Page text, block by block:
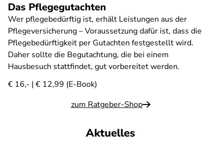
Das Pflegegutachten
Wer pflegebedürftig ist, erhält Leistungen aus der
Pflegeversicherung – Voraussetzung dafür ist, dass die
Pflegebedürftigkeit per Gutachten festgestellt wird.
Daher sollte die Begutachtung, die bei einem
Hausbesuch stattfindet, gut vorbereitet werden.
€ 16,- | € 12,99 (E-Book)
zum Ratgeber-Shop
Aktuelles